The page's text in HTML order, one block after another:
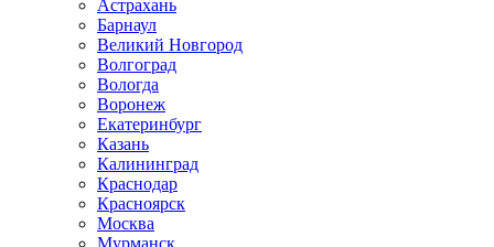
Астрахань
Барнаул
Великий Новгород
Волгоград
Вологда
Воронеж
Екатеринбург
Казань
Калининград
Краснодар
Красноярск
Москва
Мурманск